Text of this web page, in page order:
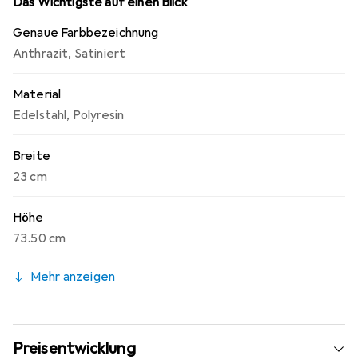
Genaue Farbbezeichnung
Anthrazit, Satiniert
Material
Edelstahl, Polyresin
Breite
23 cm
Höhe
73.50 cm
Mehr anzeigen
Preisentwicklung